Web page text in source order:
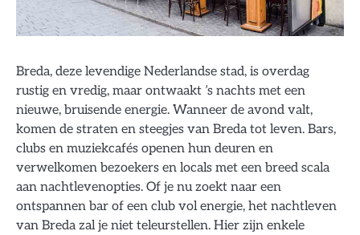
Breda, deze levendige Nederlandse stad, is overdag
rustig en vredig, maar ontwaakt ’s nachts met een
nieuwe, bruisende energie. Wanneer de avond valt,
komen de straten en steegjes van Breda tot leven. Bars,
clubs en muziekcafés openen hun deuren en
verwelkomen bezoekers en locals met een breed scala
aan nachtlevenopties. Of je nu zoekt naar een
ontspannen bar of een club vol energie, het nachtleven
van Breda zal je niet teleurstellen. Hier zijn enkele